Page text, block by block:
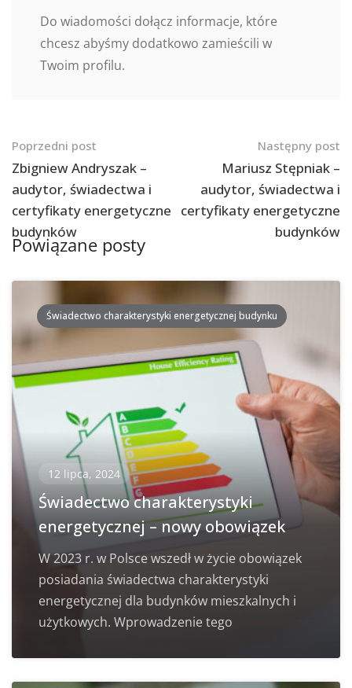
Do wiadomości dołącz informacje, które
chcesz abyśmy dodatkowo zamieścili w
Twoim profilu.
Nawigacja
po
postach
Poprzedni post
Zbigniew Andryszak –
audytor, świadectwa i
certyfikaty energetyczne
budynków
Następny post
Mariusz Stępniak –
audytor, świadectwa i
certyfikaty energetyczne
budynków
Powiązane posty
Świadectwo charakterystyki energetycznej budynku
12 lipca, 2024
Świadectwo charakterystyki
energetycznej – nowy obowiązek
W 2023 r. w Polsce wszedł w życie obowiązek
posiadania świadectwa charakterystyki
energetycznej dla budynków mieszkalnych i
użytkowych. Wprowadzenie tego